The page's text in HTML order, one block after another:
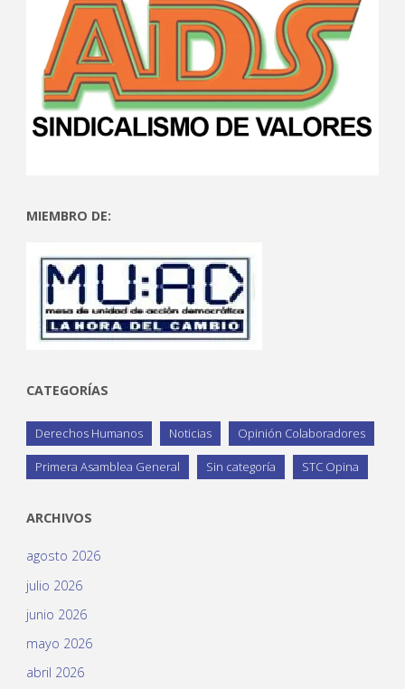
MIEMBRO DE:
CATEGORÍAS
Derechos Humanos Noticias Opinión Colaboradores
Primera Asamblea General Sin categoría STC Opina
ARCHIVOS
agosto 2026
julio 2026
junio 2026
mayo 2026
abril 2026